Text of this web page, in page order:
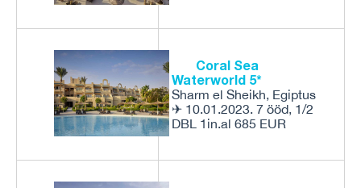
Coral Sea
Waterworld 5*
Sharm el Sheikh, Egiptus
✈ 10.01.2023. 7 ööd, 1/2
DBL 1in.al 685 EUR